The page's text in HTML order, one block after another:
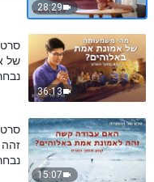
28:29
36:13
של
15:07